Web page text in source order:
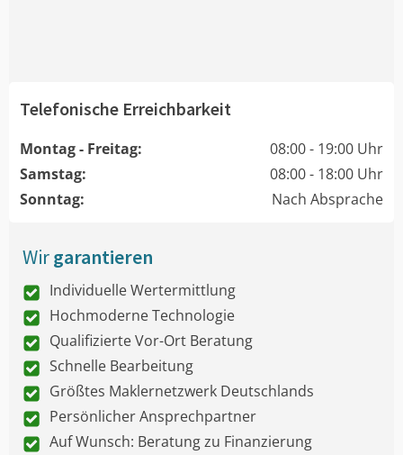
Telefonische Erreichbarkeit
Montag - Freitag:
08:00 - 19:00 Uhr
Samstag:
08:00 - 18:00 Uhr
Sonntag:
Nach Absprache
Wirgarantieren
Individuelle Wertermittlung
Hochmoderne Technologie
Qualifizierte Vor-Ort Beratung
Schnelle Bearbeitung
Größtes Maklernetzwerk Deutschlands
Persönlicher Ansprechpartner
Auf Wunsch: Beratung zu Finanzierung